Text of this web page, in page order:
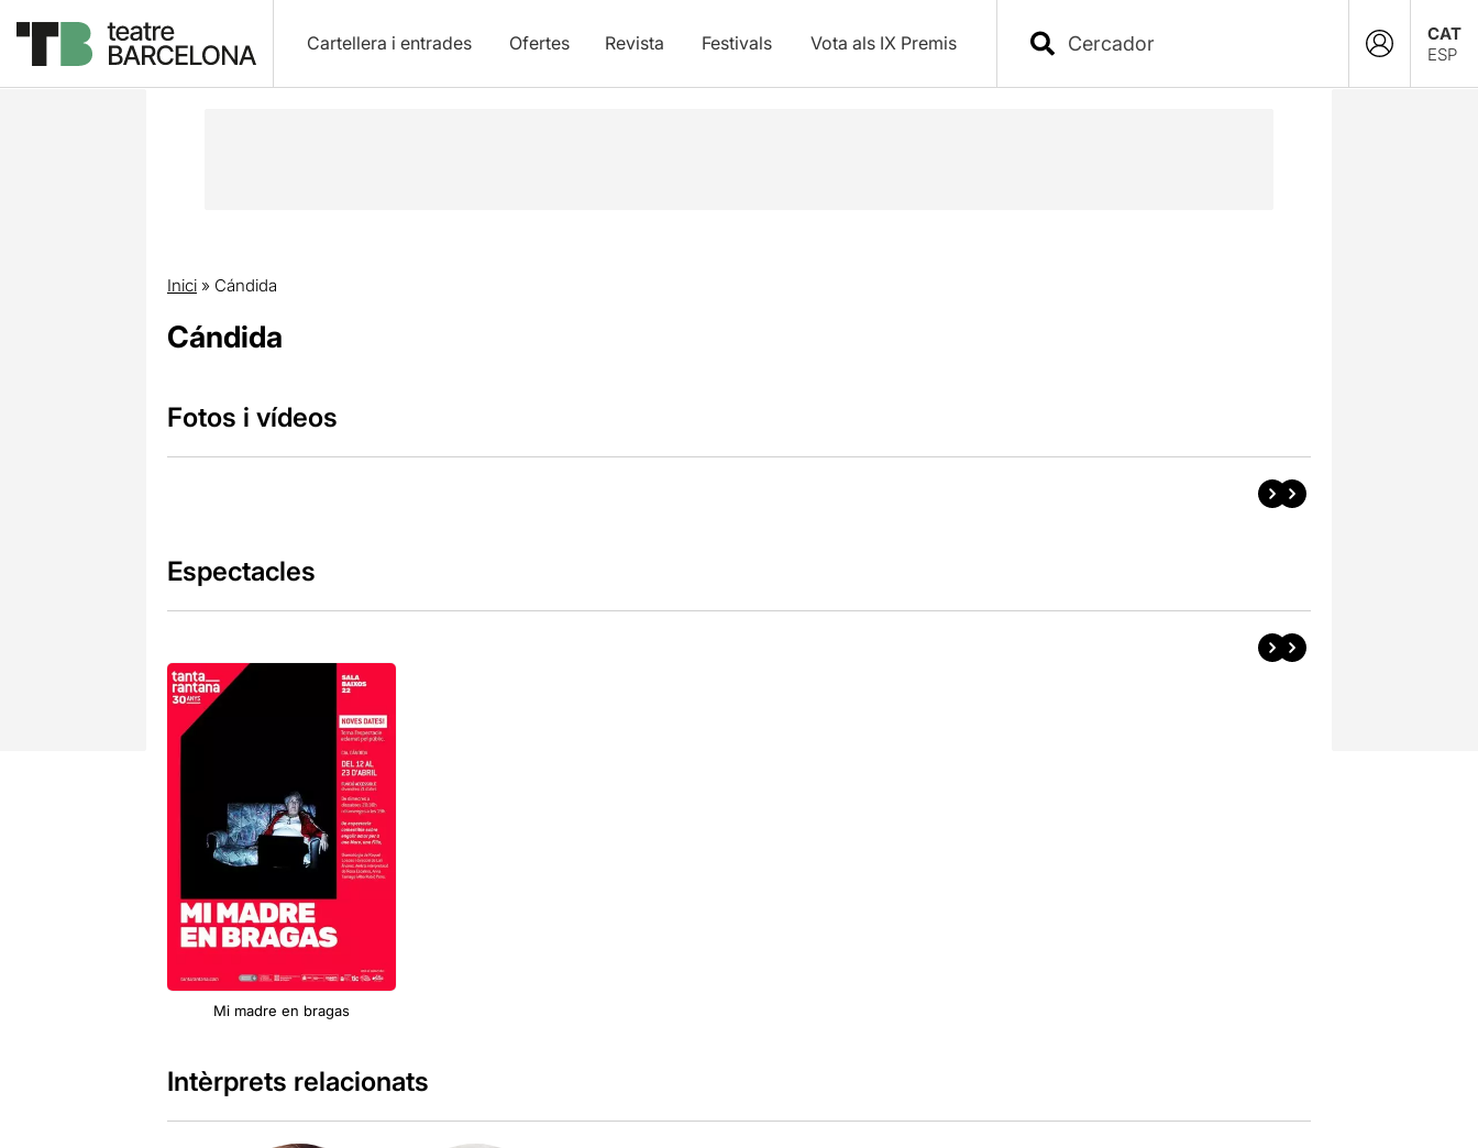
Cartellera i entrades Ofertes Revista Festivals Vota als IX Premis
CAT
ESP
Inici» Cándida
Cándida
Fotos i vídeos
Espectacles
Mi madre en bragas
Intèrprets relacionats